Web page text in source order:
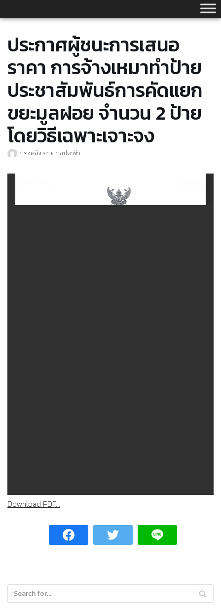
to
ประกาศผู้ชนะการเสนอ
ราคา การจ้างเหมาทำป้าย
ประชาสัมพันธ์การคัดแยก
ขยะมูลฝอย จำนวน 2 ป้าย
โดยวิธีเฉพาะเจาะจง
กองคลัง อบต.กกปลาซิว
Download PDF...